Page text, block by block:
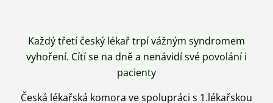
Každý třetí český lékař trpí vážným syndromem
vyhoření. Cítí se na dně a nenávidí své povolání i
pacienty
Česká lékařská komora ve spolupráci s 1.lékařskou